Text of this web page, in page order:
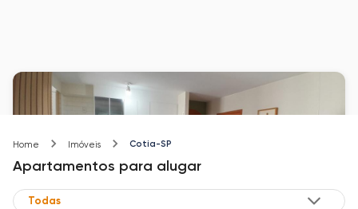
Home Imóveis Cotia-SP
Apartamentos para alugar